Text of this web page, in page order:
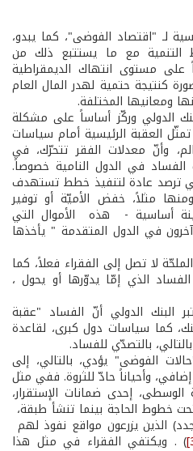
لـ "اقتصاد الفوضى"، كما يبدو،
التنمية مع ما يستتبع ذلك من
مستوى انتهاك الديمقراطية
كنتيجة حتمية لهدر المال العام
ومعانيها المختلفة.
الدولي وركّز أساساً على مشكلة
العقبة الرئيسية أمام سياسات
وأنّ معدلات الفقر تتحرّك، في
الفساد في الدول النامية خصوصاً.
ترصد عادة لتنفيذ خطط تستهدف
مثلاً، خفض الأميّة أو توفير
أساسية - هذه الأموال التي
في الدول المتقدمة " يأخذها
لا تصل إلى الفقراء فعلاً، كما
الذي إمّا يدوّرها أو يحول ،
البنك الدولي أنّ الفساد "عقبة
كما سياسات دول كبرى، لقاعدة
بالتصدّي للفساد.
الفوضى" يؤدي، بالتالي، إلى
وأحياناً حادّ للثروة. ففي مثل
إحدى ضمانات الإستقرار،
خطوط الحاجة بينما تنشأ طبقة،
الذين يزرعون مواقع نفوذ لهم
) . ويكتفي الفقراء في مثل هذا